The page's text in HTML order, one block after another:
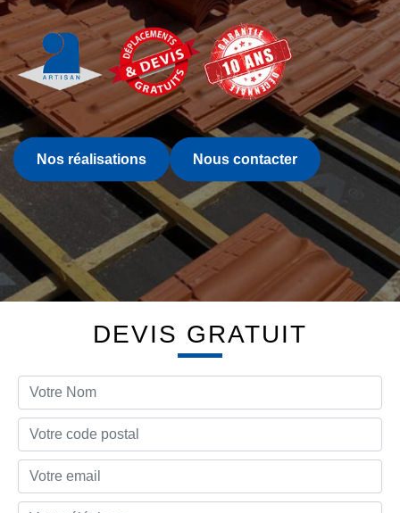
Nos réalisations Nous contacter
DEVIS GRATUIT